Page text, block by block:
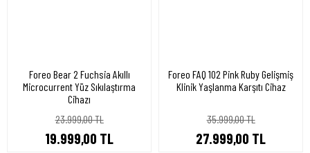
Foreo Bear 2 Fuchsia Akıllı
Microcurrent Yüz Sıkılaştırma
Cihazı
23.999,00 TL
19.999,00 TL
Foreo FAQ 102 Pink Ruby Gelişmiş
Klinik Yaşlanma Karşıtı Cihaz
35.999,00 TL
27.999,00 TL